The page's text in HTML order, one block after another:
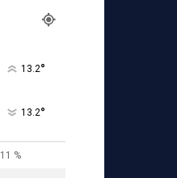
13.2°
13.2°
11 %